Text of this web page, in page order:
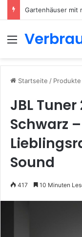
Menü
Startseite / Produkte
JBL
Schwarz
Sound
417 10 Minuten